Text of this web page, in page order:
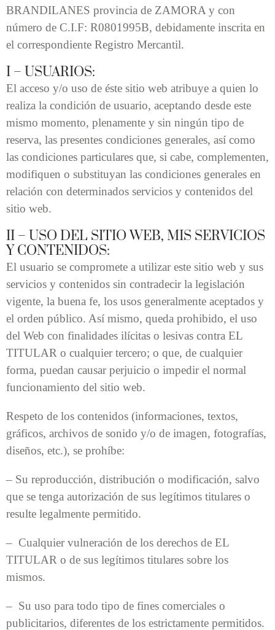
BRANDILANES provincia de ZAMORA y con
número de C.I.F: R0801995B, debidamente inscrita en
el correspondiente Registro Mercantil.
I – USUARIOS:
El acceso y/o uso de éste sitio web atribuye a quien lo
realiza la condición de usuario, aceptando desde este
mismo momento, plenamente y sin ningún tipo de
reserva, las presentes condiciones generales, así como
las condiciones particulares que, si cabe, complementen,
modifiquen o substituyan las condiciones generales en
relación con determinados servicios y contenidos del
sitio web.
II – USO DEL SITIO WEB, MIS SERVICIOS
Y CONTENIDOS:
El usuario se compromete a utilizar este sitio web y sus
servicios y contenidos sin contradecir la legislación
vigente, la buena fe, los usos generalmente aceptados y
el orden público. Así mismo, queda prohibido, el uso
del Web con finalidades ilícitas o lesivas contra EL
TITULAR o cualquier tercero; o que, de cualquier
forma, puedan causar perjuicio o impedir el normal
funcionamiento del sitio web.
Respeto de los contenidos (informaciones, textos,
gráficos, archivos de sonido y/o de imagen, fotografías,
diseños, etc.), se prohíbe:
– Su reproducción, distribución o modificación, salvo
que se tenga autorización de sus legítimos titulares o
resulte legalmente permitido.
– Cualquier vulneración de los derechos de EL
TITULAR o de sus legítimos titulares sobre los
mismos.
– Su uso para todo tipo de fines comerciales o
publicitarios, diferentes de los estrictamente permitidos.